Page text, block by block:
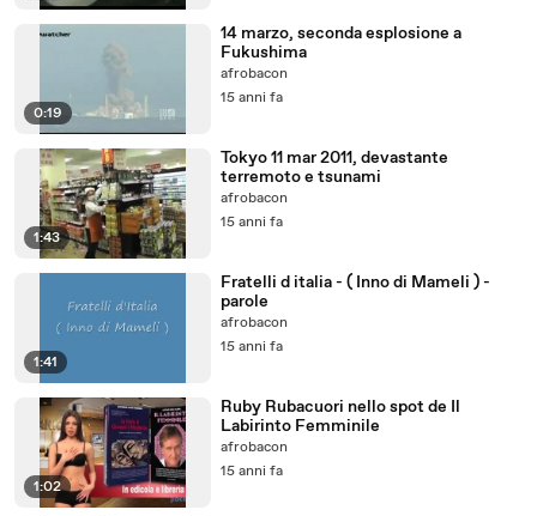
0:19
14 marzo, seconda esplosione a
Fukushima
afrobacon
15 anni fa
1:43
Tokyo 11 mar 2011, devastante
terremoto e tsunami
afrobacon
15 anni fa
1:41
Fratelli d italia - ( Inno di Mameli ) -
parole
afrobacon
15 anni fa
1:02
Ruby Rubacuori nello spot de Il
Labirinto Femminile
afrobacon
15 anni fa